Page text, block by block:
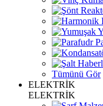
Tümünü Gör
ELEKTRİK
ELEKTRİK